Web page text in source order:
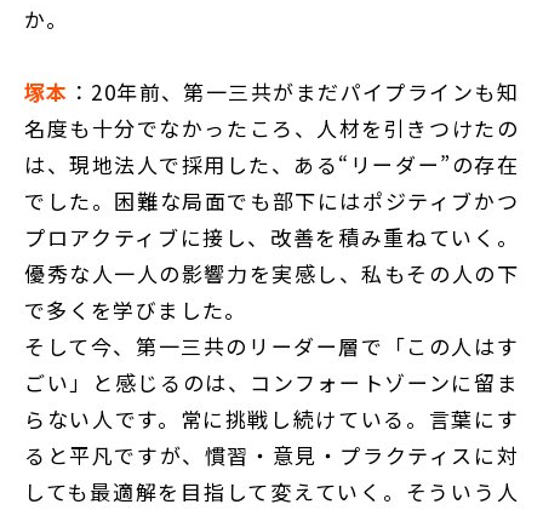
か。
塚本 ：20年前、第一三共がまだパイプラインも知
名度も十分でなかったころ、人材を引きつけたの
は、現地法人で採用した、ある“リーダー”の存在
でした。困難な局面でも部下にはポジティブかつ
プロアクティブに接し、改善を積み重ねていく。
優秀な人一人の影響力を実感し、私もその人の下
で多くを学びました。
そして今、第一三共のリーダー層で「この人はす
ごい」と感じるのは、コンフォートゾーンに留ま
らない人です。常に挑戦し続けている。言葉にす
ると平凡ですが、慣習・意見・プラクティスに対
しても最適解を目指して変えていく。そういう人